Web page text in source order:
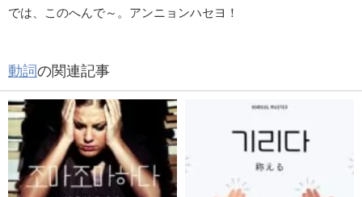
では、このへんで～。アンニョンハセヨ！
動詞の関連記事